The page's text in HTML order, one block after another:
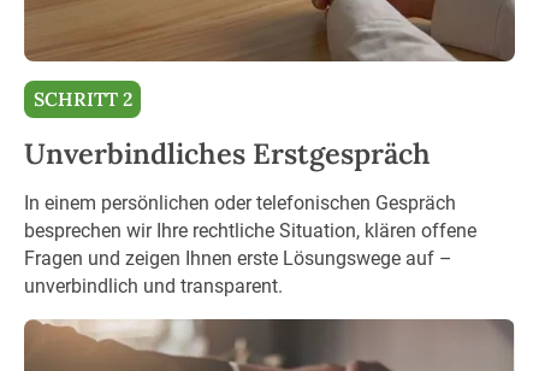
SCHRITT 2
Unverbindliches Erstgespräch
In einem persönlichen oder telefonischen Gespräch
besprechen wir Ihre rechtliche Situation, klären offene
Fragen und zeigen Ihnen erste Lösungswege auf –
unverbindlich und transparent.